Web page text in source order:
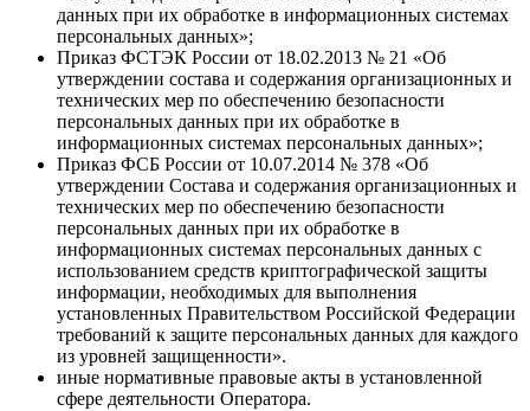
данных при их обработке в информационных системах
персональных данных»;
Приказ ФСТЭК России от 18.02.2013 № 21 «Об
утверждении состава и содержания организационных и
технических мер по обеспечению безопасности
персональных данных при их обработке в
информационных системах персональных данных»;
Приказ ФСБ России от 10.07.2014 № 378 «Об
утверждении Состава и содержания организационных и
технических мер по обеспечению безопасности
персональных данных при их обработке в
информационных системах персональных данных с
использованием средств криптографической защиты
информации, необходимых для выполнения
установленных Правительством Российской Федерации
требований к защите персональных данных для каждого
из уровней защищенности».
иные нормативные правовые акты в установленной
сфере деятельности Оператора.